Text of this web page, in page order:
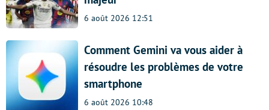
6 août 2026 12:51
Comment Gemini va vous aider à
résoudre les problèmes de votre
smartphone
6 août 2026 10:48